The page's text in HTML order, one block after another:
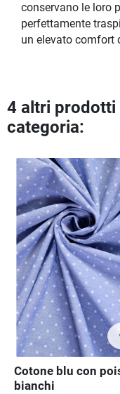
conservano le loro
perfettamente
un elevato comfort
4 altri prodotti
categoria:
Cotone blu con
bianchi